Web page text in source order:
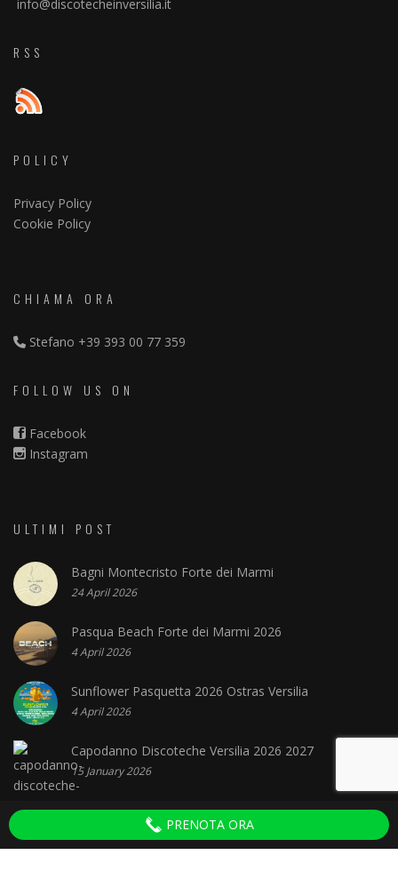
info@discotecheinversilia.it
RSS
POLICY
Privacy Policy
Cookie Policy
CHIAMA ORA
Stefano +39 393 00 77 359
FOLLOW US ON
Facebook
Instagram
ULTIMI POST
Bagni Montecristo Forte dei Marmi
24 April 2026
Pasqua Beach Forte dei Marmi 2026
4 April 2026
Sunflower Pasquetta 2026 Ostras Versilia
4 April 2026
Capodanno Discoteche Versilia 2026 2027
15 January 2026
Discoteche in Versilia © 2022 - P.IVA 02321980506 - Amplifica Communication - Privacy
PRENOTA ORA